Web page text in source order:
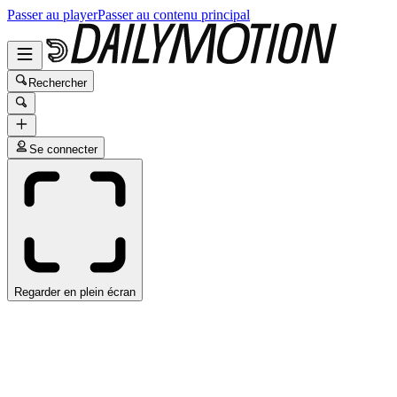
Passer au playerPasser au contenu principal
Rechercher
Se connecter
Regarder en plein écran